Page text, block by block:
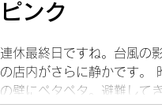
ピンク
連休最終日ですね。台風の
の店内がさらに静かです。
の壁にペタペタ。避難して